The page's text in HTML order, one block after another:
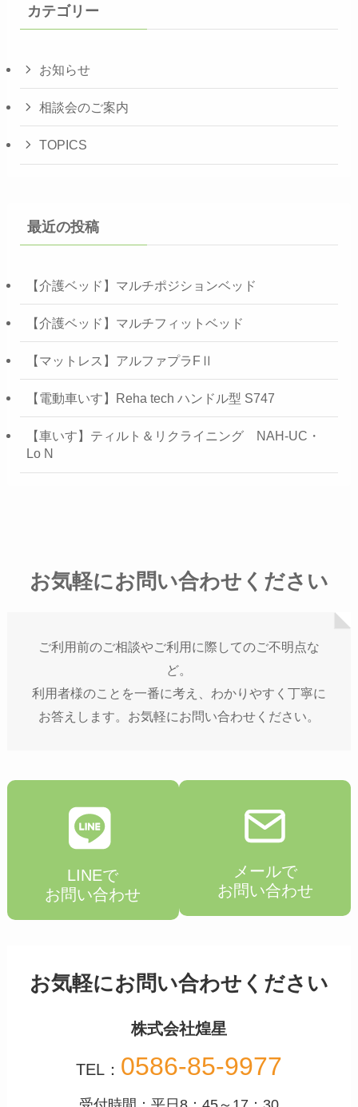
カテゴリー
お知らせ
相談会のご案内
TOPICS
最近の投稿
【介護ベッド】マルチポジションベッド
【介護ベッド】マルチフィットベッド
【マットレス】アルファプラFⅡ
【電動車いす】Reha tech ハンドル型 S747
【車いす】ティルト＆リクライニング NAH-UC・
Lo N
お気軽にお問い合わせください
ご利用前のご相談やご利用に際してのご不明点な
ど。
利用者様のことを一番に考え、わかりやすく丁寧に
お答えします。お気軽にお問い合わせください。
LINEで
お問い合わせ
メールで
お問い合わせ
お気軽にお問い合わせください
株式会社煌星
TEL： 0586-85-9977